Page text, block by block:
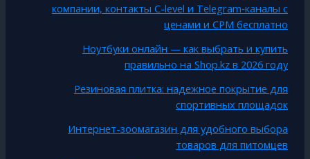
компании, контакты C-level и Telegram‑каналы с
ценами и CPM бесплатно
Ноутбуки онлайн — как выбрать и купить
правильно на Shop.kz в 2026 году
Резиновая плитка: надежное покрытие для
спортивных площадок
Интернет-зоомагазин для удобного выбора
товаров для питомцев